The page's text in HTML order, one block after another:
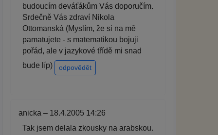
budoucím deváťákům Vás doporučím.
Srdečně Vás zdraví Nikola
Ottomanská (Myslím, že si na mě
pamatujete - s matematikou bojuji
pořád, ale v jazykové třídě mi snad
bude líp)
odpovědět
anicka – 18.4.2005 14:26
Tak jsem delala zkousky na arabskou.